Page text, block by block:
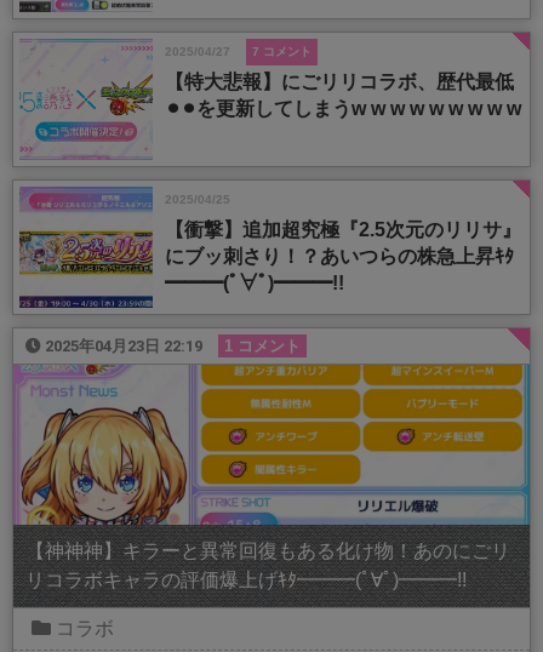
2025/04/27 7 コメント
【特大悲報】にごリリコラボ、歴代最低
⚫︎⚫︎を更新してしまうw w w w w w w w w
2025/04/25
【衝撃】追加超究極『2.5次元のリリサ』
にブッ刺さり！？あいつらの株急上昇ｷﾀ
━━━(ﾟ∀ﾟ)━━━!!
2025年04月23日 22:19 1 コメント
【神神神】キラーと異常回復もある化け物！あのにごリ
リコラボキャラの評価爆上げｷﾀ━━━(ﾟ∀ﾟ)━━━!!
コラボ